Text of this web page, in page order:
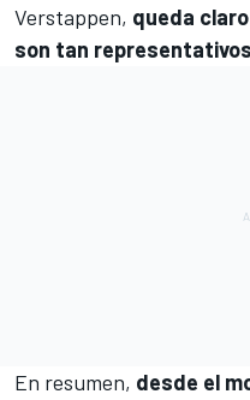
Verstappen, queda
son tan
En resumen, desde el